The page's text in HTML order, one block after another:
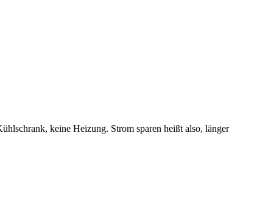
keine Heizung. Strom sparen heißt also, länger